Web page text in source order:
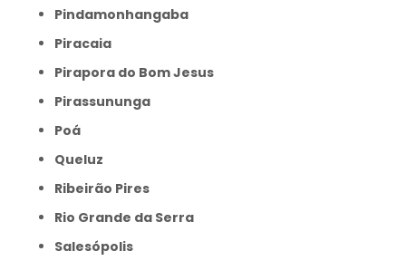
Pindamonhangaba
Piracaia
Pirapora do Bom Jesus
Pirassununga
Poá
Queluz
Ribeirão Pires
Rio Grande da Serra
Salesópolis